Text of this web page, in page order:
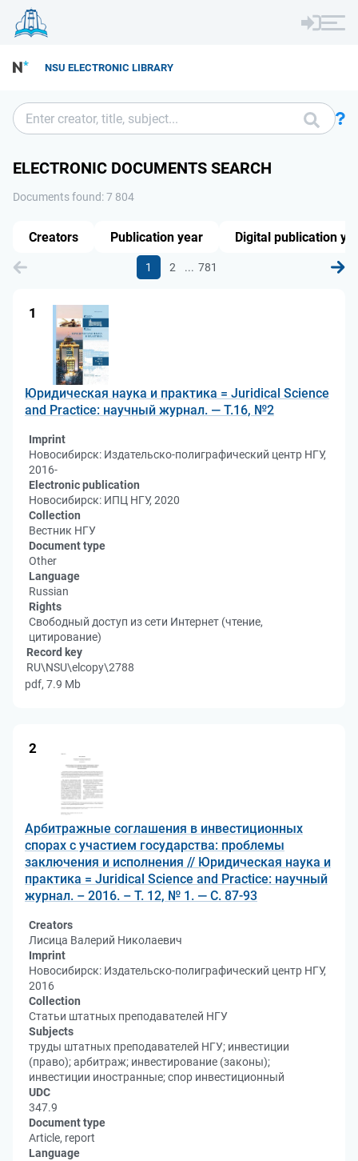
NSU ELECTRONIC LIBRARY
ELECTRONIC DOCUMENTS SEARCH
Documents found: 7 804
1 2 ... 781
1
Юридическая наука и практика = Juridical Science
and Practice: научный журнал. — Т.16, №2
Imprint
Новосибирск: Издательско-полиграфический центр НГУ,
2016-
Electronic publication
Новосибирск: ИПЦ НГУ, 2020
Collection
Вестник НГУ
Document type
Other
Language
Russian
Rights
Свободный доступ из сети Интернет (чтение,
цитирование)
Record key
RU\NSU\elcopy\2788
pdf, 7.9 Mb
2
Арбитражные соглашения в инвестиционных
спорах с участием государства: проблемы
заключения и исполнения // Юридическая наука и
практика = Juridical Science and Practice: научный
журнал. – 2016. – Т. 12, № 1. — С. 87-93
Creators
Лисица Валерий Николаевич
Imprint
Новосибирск: Издательско-полиграфический центр НГУ,
2016
Collection
Статьи штатных преподавателей НГУ
Subjects
труды штатных преподавателей НГУ; инвестиции
(право); арбитраж; инвестирование (законы);
инвестиции иностранные; спор инвестиционный
UDC
347.9
Document type
Article, report
Language
Creators Publication year Digital publication